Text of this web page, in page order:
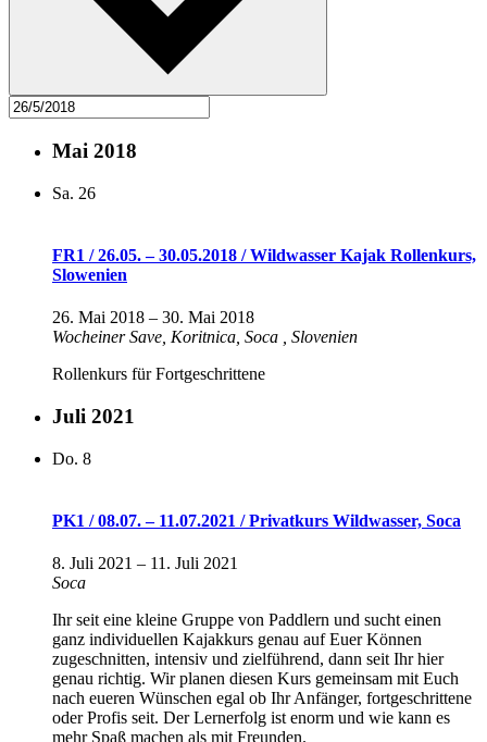
Mai 2018
Sa. 26
FR1 / 26.05. – 30.05.2018 / Wildwasser Kajak Rollenkurs,
Slowenien
26. Mai 2018 – 30. Mai 2018
Wocheiner Save, Koritnica, Soca
, Slovenien
Rollenkurs für Fortgeschrittene
Juli 2021
Do. 8
PK1 / 08.07. – 11.07.2021 / Privatkurs Wildwasser, Soca
8. Juli 2021 – 11. Juli 2021
Soca
Ihr seit eine kleine Gruppe von Paddlern und sucht einen
ganz individuellen Kajakkurs genau auf Euer Können
zugeschnitten, intensiv und zielführend, dann seit Ihr hier
genau richtig. Wir planen diesen Kurs gemeinsam mit Euch
nach eueren Wünschen egal ob Ihr Anfänger, fortgeschrittene
oder Profis seit. Der Lernerfolg ist enorm und wie kann es
mehr Spaß machen als mit Freunden.